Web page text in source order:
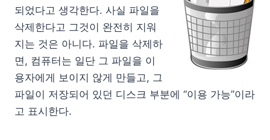
되었다고 생각한다. 사실 파일을
삭제한다고 그것이 완전히 지워
지는 것은 아니다. 파일을 삭제하
면, 컴퓨터는 일단 그 파일을 이
용자에게 보이지 않게 만들고, 그
파일이 저장되어 있던 디스크 부분에 “이용 가능”이라
고 표시한다.